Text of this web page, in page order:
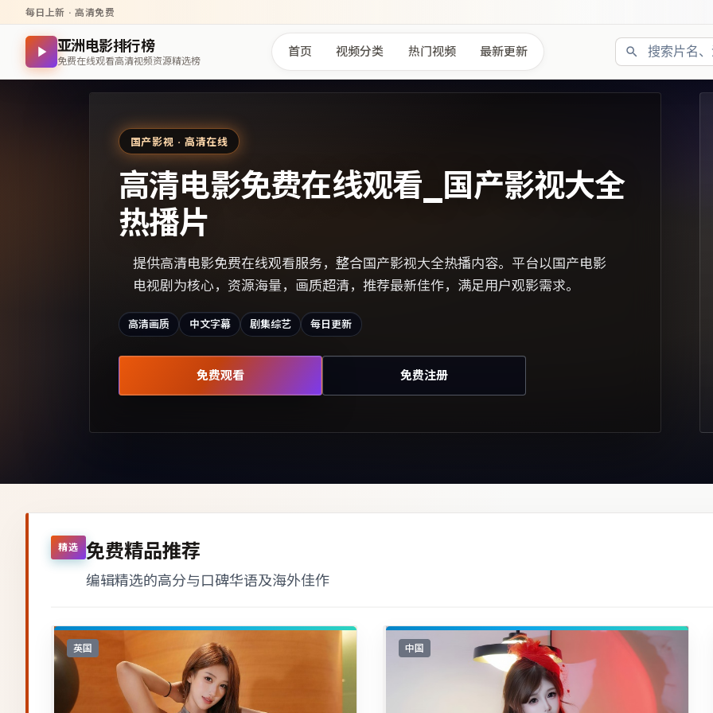
每日上新 · 高清免费
亚洲电影排行榜
免费在线观看高清视频资源精选榜
首页 视频分类 热门视频 最新更新
国产影视 · 高清在线
高清电影免费在线观看_国产影视大全
热播片
提供高清电影免费在线观看服务，整合国产影视大全热播内容。平台以国产电影
电视剧为核心，资源海量，画质超清，推荐最新佳作，满足用户观影需求。
高清画质 中文字幕 剧集综艺 每日更新
免费观看 免费注册
精选 免费精品推荐
编辑精选的高分与口碑华语及海外佳作
英国 中国